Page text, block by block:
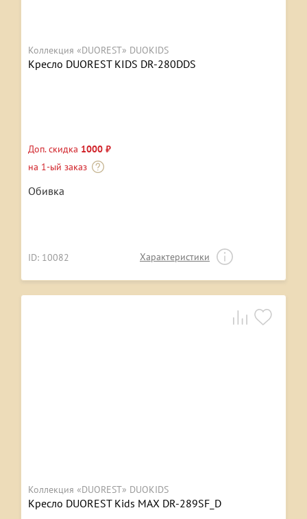
Коллекция «DUOREST» DUOKIDS
Кресло DUOREST KIDS DR-280DDS
Доп. скидка 1000 ₽
на 1-ый заказ
Обивка
ID: 10082 Характеристики
Коллекция «DUOREST» DUOKIDS
Кресло DUOREST Kids MAX DR-289SF_D